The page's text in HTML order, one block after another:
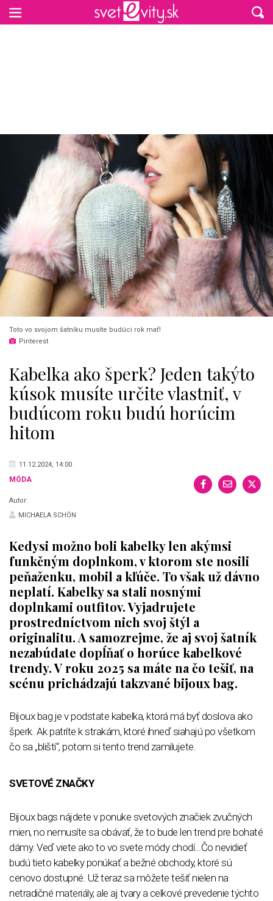
Toto vo svojom šatníku musíte budúci rok mať!
Pinterest
Kabelka ako šperk? Jeden takýto
kúsok musíte určite vlastniť, v
budúcom roku budú horúcim
hitom
11.12.2024, 14:00
MÓDA
Autor:
MICHAELA SCHÖN
Kedysi možno boli kabelky len akýmsi
funkčným doplnkom, v ktorom ste nosili
peňaženku, mobil a kľúče. To však už dávno
neplatí. Kabelky sa stali nosnými
doplnkami outfitov. Vyjadrujete
prostredníctvom nich svoj štýl a
originalitu. A samozrejme, že aj svoj šatník
nezabúdate dopĺňať o horúce kabelkové
trendy. V roku 2025 sa máte na čo tešiť, na
scénu prichádzajú takzvané bijoux bag.
Bijoux bag je v podstate kabelka, ktorá má byť doslova ako
šperk. Ak patríte k strakám, ktoré ihneď siahajú po všetkom
čo sa „bliští“, potom si tento trend zamilujete.
SVETOVÉ ZNAČKY
Bijoux bags nájdete v ponuke svetových značiek zvučných
mien, no nemusíte sa obávať, že to bude len trend pre bohaté
dámy. Veď viete ako to vo svete módy chodí...Čo nevidieť
budú tieto kabelky ponúkať a bežné obchody, ktoré sú
cenovo dostupné. Už teraz sa môžete tešiť nielen na
netradičné materiály, ale aj tvary a celkové prevedenie týchto